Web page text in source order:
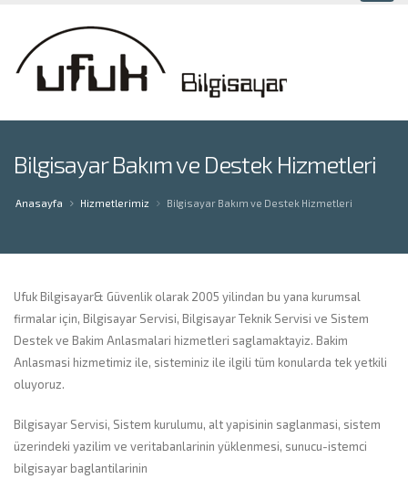
Bilgisayar Bakım ve Destek Hizmetleri
Anasayfa Hizmetlerimiz Bilgisayar Bakım ve Destek Hizmetleri
Ufuk Bilgisayar& Güvenlik olarak 2005 yilindan bu yana kurumsal
firmalar için, Bilgisayar Servisi, Bilgisayar Teknik Servisi ve Sistem
Destek ve Bakim Anlasmalari hizmetleri saglamaktayiz. Bakim
Anlasmasi hizmetimiz ile, sisteminiz ile ilgili tüm konularda tek yetkili
oluyoruz.
Bilgisayar Servisi, Sistem kurulumu, alt yapisinin saglanmasi, sistem
üzerindeki yazilim ve veritabanlarinin yüklenmesi, sunucu-istemci
bilgisayar baglantilarinin